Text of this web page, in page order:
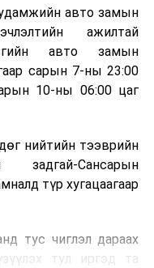
ашиглаж
шаталтын дараа
эрдсийг сэргээн
шатаах үйлдвэрээс
авах технологи
төвлөрсөн лаг
дулаан, цахилгаан
лагийн
авто замын
ажилтай
авто замын
сарын 7-ны 23:00
10-ны 06:00 цаг
нийтийн тээврийн
Сансарын
түр хугацаагаар
тус чиглэл дараах
тул иргэд та